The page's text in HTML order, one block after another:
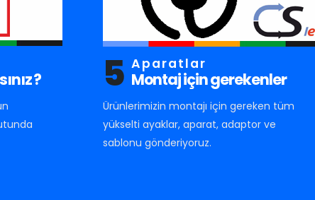
? 5 Aparatlar
Montaj için gerekenler
Ürünlerimizin montajı için gereken tüm
yükselti ayaklar, aparat, adaptor ve
sablonu gönderiyoruz.